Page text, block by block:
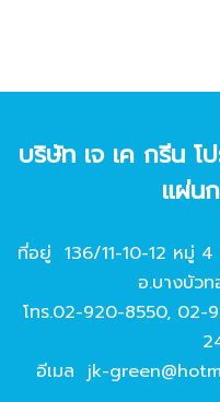
บริษัท เจ เค กรีน
แผ่น
ที่อยู่ 136/11-10-12 หมู่
อ.บางบัวท
โทร.02-920-8550, 02-
อีเมล jk-